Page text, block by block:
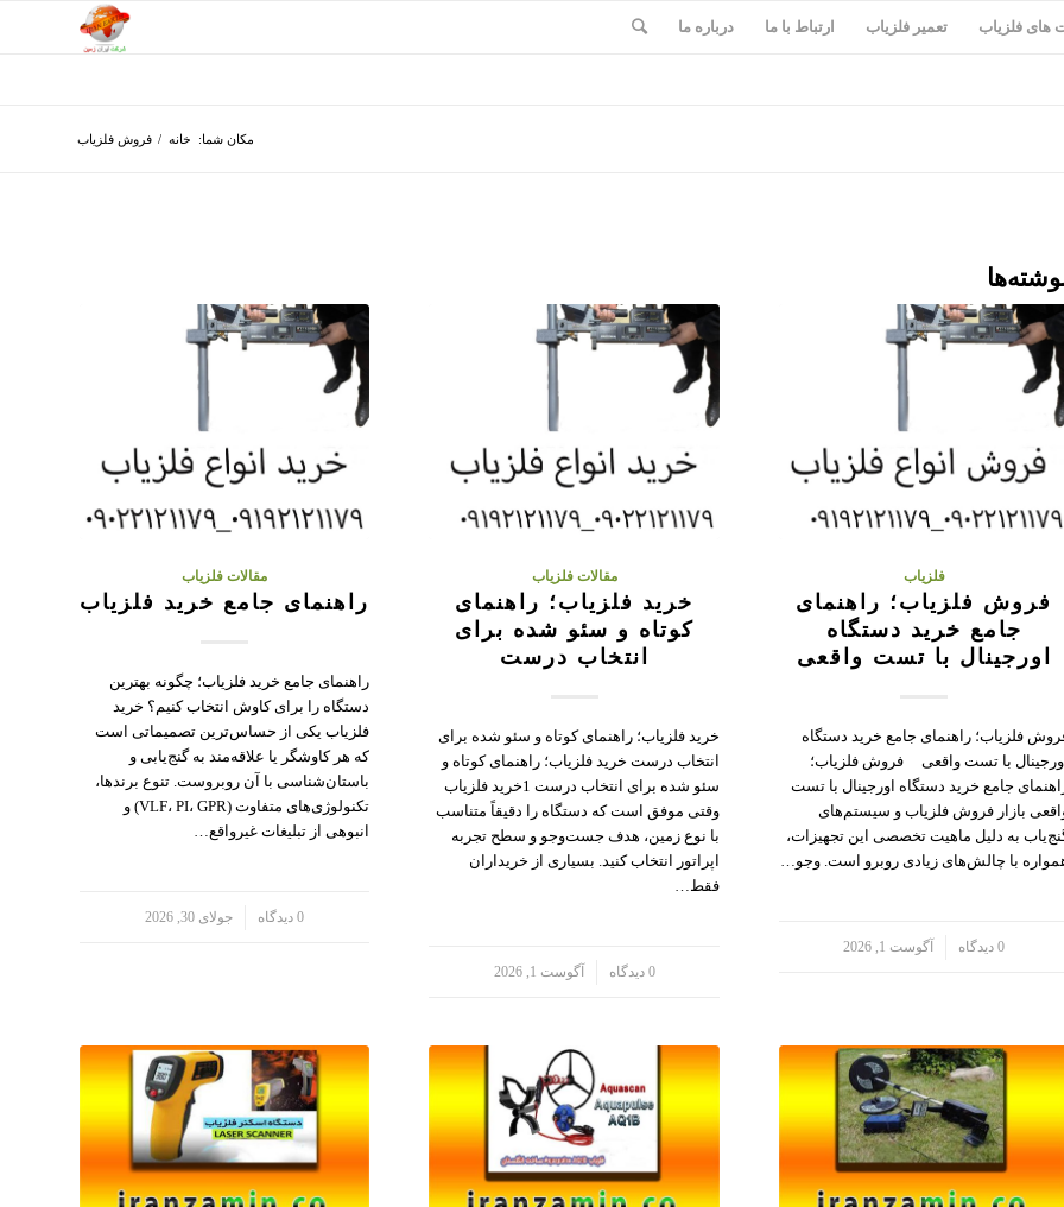
های فلزیاب تعمیر فلزیاب ارتباط با ما درباره ما
مکان شما: خانه / فروش فلزیاب
فلزیاب
فروش فلزیاب؛ راهنمای
جامع خرید دستگاه
اورجینال با تست واقعی
فلزیاب؛ راهنمای جامع خرید دستگاه
با تست واقعی فروش فلزیاب؛
جامع خرید دستگاه اورجینال با تست
بازار فروش فلزیاب و سیستم‌های
به دلیل ماهیت تخصصی این تجهیزات،
با چالش‌های زیادی روبرو است. وجو…
0 دیدگاه آگوست 1, 2026
مقالات فلزیاب
خرید فلزیاب؛ راهنمای
کوتاه و سئو شده برای
انتخاب درست
خرید فلزیاب؛ راهنمای کوتاه و سئو شده برای
انتخاب درست خرید فلزیاب؛ راهنمای کوتاه و
سئو شده برای انتخاب درست 1خرید فلزیاب
وقتی موفق است که دستگاه را دقیقاً متناسب
با نوع زمین، هدف جست‌وجو و سطح تجربه
اپراتور انتخاب کنید. بسیاری از خریداران
فقط…
0 دیدگاه آگوست 1, 2026
مقالات فلزیاب
راهنمای جامع خرید فلزیاب
راهنمای جامع خرید فلزیاب؛ چگونه بهترین
دستگاه را برای کاوش انتخاب کنیم؟ خرید
فلزیاب یکی از حساس‌ترین تصمیماتی است
که هر کاوشگر یا علاقه‌مند به گنج‌یابی و
باستان‌شناسی با آن روبروست. تنوع برندها،
تکنولوژی‌های متفاوت (VLF، PI، GPR) و
انبوهی از تبلیغات غیرواقع…
0 دیدگاه جولای 30, 2026